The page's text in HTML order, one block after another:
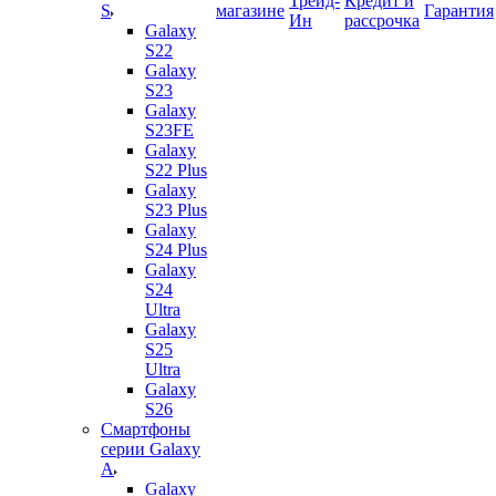
S
Galaxy
S22
Galaxy
S23
Galaxy
S23FE
Galaxy
S22 Plus
Galaxy
S23 Plus
Galaxy
S24 Plus
Galaxy
S24
Ultra
Galaxy
S25
Ultra
Galaxy
S26
Смартфоны
серии Galaxy
A
Galaxy
магазине
Ин
рассрочка
Гарантия